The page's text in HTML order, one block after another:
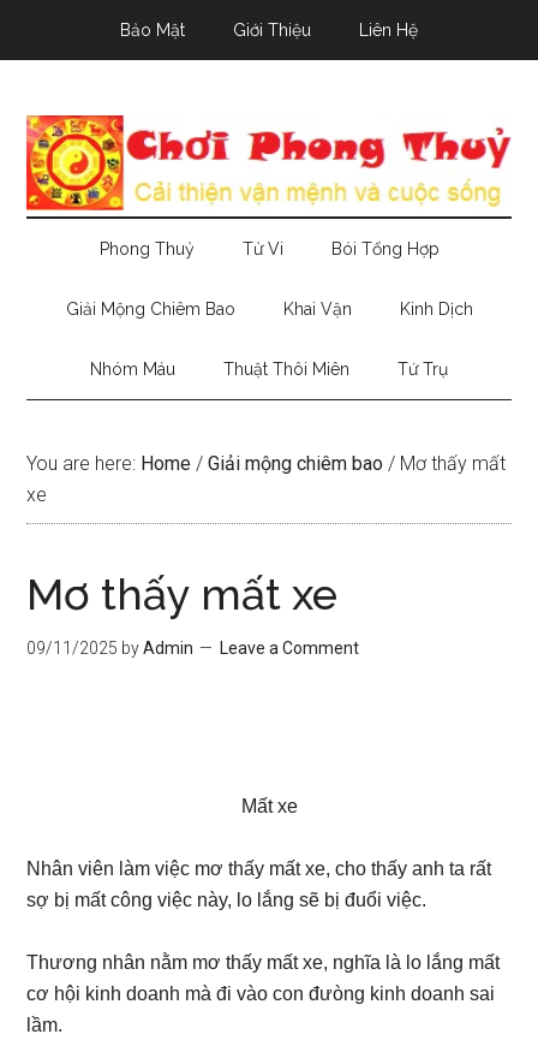
Bảo Mật Giới Thiệu Liên Hệ
Phong Thuỷ Tử Vi Bói Tổng Hợp
Giải Mộng Chiêm Bao Khai Vận Kinh Dịch
Nhóm Máu Thuật Thôi Miên Tứ Trụ
You are here: Home / Giải mộng chiêm bao / Mơ thấy mất
xe
Mơ thấy mất xe
09/11/2025 byAdmin Leave a Comment
Mất xe
Nhân viên làm việc mơ thấy mất xe, cho thấy anh ta rất
sợ bị mất công việc này, lo lắng sẽ bị đuổi việc.
Thương nhân nằm mơ thấy mất xe, nghĩa là lo lắng mất
cơ hội kinh doanh mà đi vào con đưòng kinh doanh sai
lầm.